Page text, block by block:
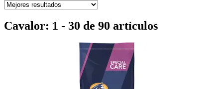
Cavalor: 1 - 30 de 90 artículos